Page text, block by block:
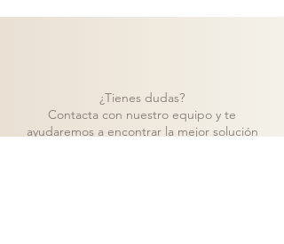
¿Tienes dudas?
Contacta con nuestro equipo y te
ayudaremos a encontrar la mejor solución